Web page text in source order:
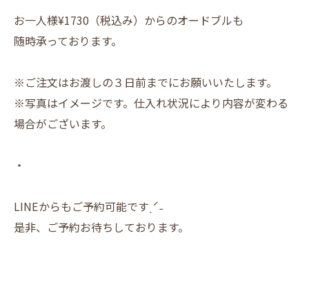
お一人様¥1730（税込み）からのオードブルも
随時承っております。
※ご注文はお渡しの３日前までにお願いいたします。
※写真はイメージです。仕入れ状況により内容が変わる
場合がございます。
・
LINEからもご予約可能ですˎˊ˗
是非、ご予約お待ちしております。